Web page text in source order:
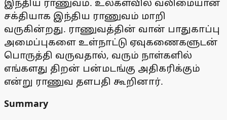
இந்திய ராணுவம். உலகளவில் வலிமையான
சக்தியாக இந்திய ராணுவம் மாறி
வருகின்றது. ராணுவத்தின் வான் பாதுகாப்பு
அமைப்புகளை உள்நாட்டு ஏவுகணைகளுடன்
பொருத்தி வருவதால், வரும் நாள்களில்
எங்களது திறன் பன்மடங்கு அதிகரிக்கும்
என்று ராணுவ தளபதி கூறினார்.
Summary